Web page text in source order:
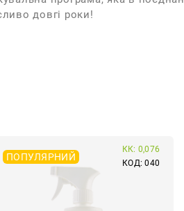
довгі роки!
ПОПУЛЯРНИЙ
КОД: 040
КК: 0,076